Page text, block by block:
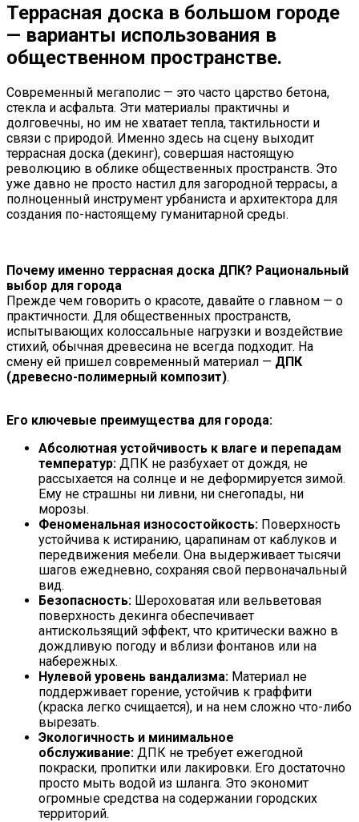
Террасная доска в большом городе
— варианты использования в
общественном пространстве.
Современный мегаполис — это часто царство бетона,
стекла и асфальта. Эти материалы практичны и
долговечны, но им не хватает тепла, тактильности и
связи с природой. Именно здесь на сцену выходит
террасная доска (декинг), совершая настоящую
революцию в облике общественных пространств. Это
уже давно не просто настил для загородной террасы, а
полноценный инструмент урбаниста и архитектора для
создания по-настоящему гуманитарной среды.
Почему именно террасная доска ДПК? Рациональный
выбор для города
Прежде чем говорить о красоте, давайте о главном — о
практичности. Для общественных пространств,
испытывающих колоссальные нагрузки и воздействие
стихий, обычная древесина не всегда подходит. На
смену ей пришел современный материал — ДПК
(древесно-полимерный композит).
Его ключевые преимущества для города:
Абсолютная устойчивость к влаге и перепадам
температур: ДПК не разбухает от дождя, не
рассыхается на солнце и не деформируется зимой.
Ему не страшны ни ливни, ни снегопады, ни
морозы.
Феноменальная износостойкость: Поверхность
устойчива к истиранию, царапинам от каблуков и
передвижения мебели. Она выдерживает тысячи
шагов ежедневно, сохраняя свой первоначальный
вид.
Безопасность: Шероховатая или вельветовая
поверхность декинга обеспечивает
антискользящий эффект, что критически важно в
дождливую погоду и вблизи фонтанов или на
набережных.
Нулевой уровень вандализма: Материал не
поддерживает горение, устойчив к граффити
(краска легко счищается), и на нем сложно что-либо
вырезать.
Экологичность и минимальное
обслуживание: ДПК не требует ежегодной
покраски, пропитки или лакировки. Его достаточно
просто мыть водой из шланга. Это экономит
огромные средства на содержании городских
территорий.